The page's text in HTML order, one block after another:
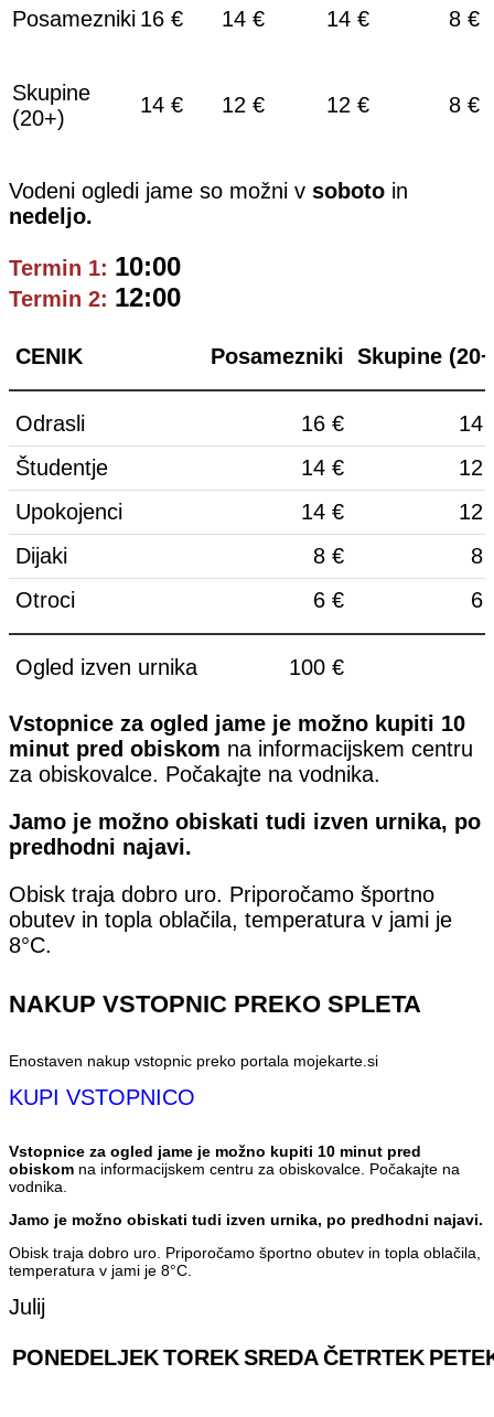
Posamezniki 16 € 14 € 14 € 8 €
Skupine
(20+)
14 € 12 € 12 € 8 €
Vodeni ogledi jame so možni v soboto in
nedeljo.
Termin 1: 10:00
Termin 2: 12:00
CENIK Posamezniki Skupine
Odrasli 16 €
14
Študentje
14 €
12
Upokojenci
14 €
12
Dijaki
8 €
8
Otroci
6 € 6
Ogled izven urnika 100 €
Vstopnice za ogled jame je možno kupiti 10
minut pred obiskom na informacijskem centru
za obiskovalce. Počakajte na vodnika.
Jamo je možno obiskati tudi izven urnika, po
predhodni najavi.
Obisk traja dobro uro. Priporočamo športno
obutev in topla oblačila, temperatura v jami je
8°C.
NAKUP VSTOPNIC PREKO SPLETA
Enostaven nakup vstopnic preko portala mojekarte.si
KUPI VSTOPNICO
Vstopnice za ogled jame je možno kupiti 10 minut pred
obiskom na informacijskem centru za obiskovalce. Počakajte na
vodnika.
Jamo je možno obiskati tudi izven urnika, po predhodni najavi.
Obisk traja dobro uro. Priporočamo športno obutev in topla oblačila,
temperatura v jami je 8°C.
Julij
PONEDELJEKTOREKSREDAČETRTEK